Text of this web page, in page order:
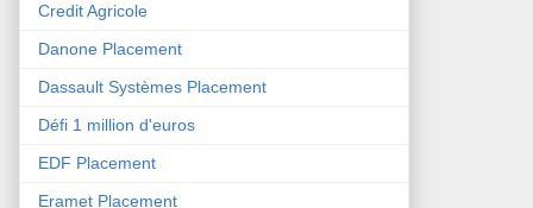
Credit Agricole
Danone Placement
Dassault Systèmes Placement
Défi 1 million d'euros
EDF Placement
Eramet Placement